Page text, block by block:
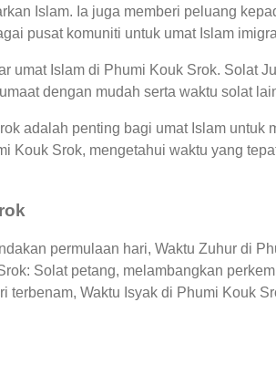
Islam. Ia juga memberi peluang
pusat komuniti untuk umat Islam
umat Islam di Phumi Kouk Srok. Solat
dengan mudah serta waktu solat
adalah penting bagi umat Islam untuk
Kouk Srok, mengetahui waktu yang
permulaan hari, Waktu Zuhur di
Solat petang, melambangkan
terbenam, Waktu Isyak di Phumi Kouk